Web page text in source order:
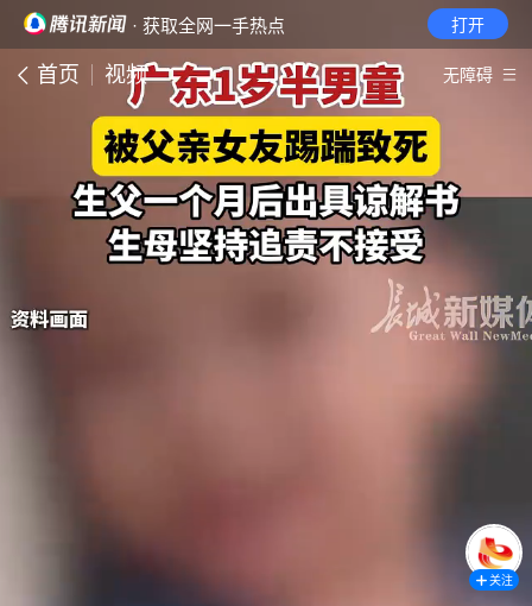
· 获取全网一手热点 打开
首页 视频 无障碍
关注